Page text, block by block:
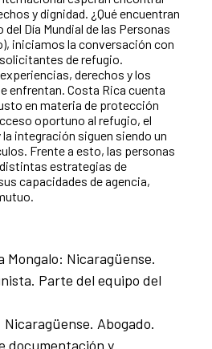
y dignidad. ¿Qué encuentran
Día Mundial de las Personas
iniciamos la conversación con
de refugio.
derechos y los
enfrentan. Costa Rica cuenta
en materia de protección
oportuno al refugio, el
integración siguen siendo un
Frente a esto, las personas
estrategias de
capacidades de agencia,
Mongalo: Nicaragüense.
Parte del equipo del
Nicaragüense. Abogado.
documentación y